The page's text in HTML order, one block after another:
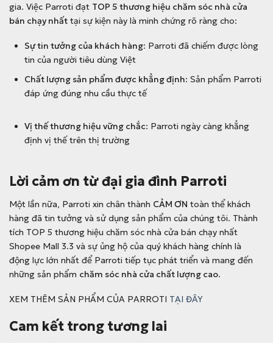
gia. Việc Parroti đạt TOP 5 thương hiệu chăm sóc nhà cửa
bán chạy nhất tại sự kiện này là minh chứng rõ ràng cho:
Sự tin tưởng của khách hàng: Parroti đã chiếm được lòng
tin của người tiêu dùng Việt
Chất lượng sản phẩm được khẳng định: Sản phẩm Parroti
đáp ứng đúng nhu cầu thực tế
Vị thế thương hiệu vững chắc: Parroti ngày càng khẳng
định vị thế trên thị trường
Lời cảm ơn từ đại gia đình Parroti
Một lần nữa, Parroti xin chân thành CẢM ƠN toàn thể khách
hàng đã tin tưởng và sử dụng sản phẩm của chúng tôi. Thành
tích TOP 5 thương hiệu chăm sóc nhà cửa bán chạy nhất
Shopee Mall 3.3 và sự ủng hộ của quý khách hàng chính là
động lực lớn nhất để Parroti tiếp tục phát triển và mang đến
những sản phẩm chăm sóc nhà cửa chất lượng cao.
XEM THÊM SẢN PHẨM CỦA PARROTI TẠI ĐÂY
Cam kết trong tương lai